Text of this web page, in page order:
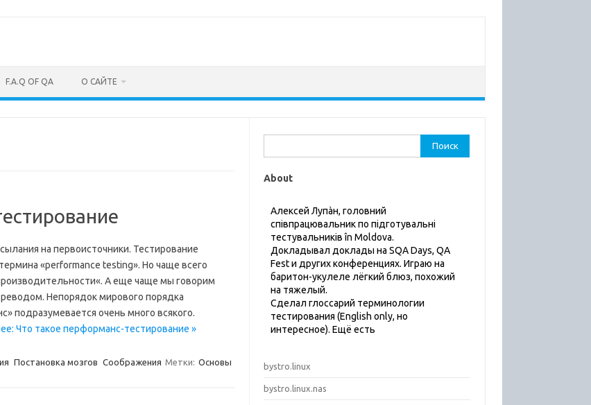
F.A.Q OF QA О САЙТЕ
на первоисточники. Тестирование
«performance testing». Но чаще всего
А еще чаще мы говорим
Непорядок мирового порядка
подразумевается очень много всякого.
Что такое перформанс-тестирование »
Постановка мозгов Соображения Метки: Основы
About
Алексей Лупàн, головний
спiвпрацювальник по підготувальні
тестувальників în Moldova.
Докладывал доклады на SQA Days, QA
Fest и других конференциях. Играю на
баритон-укулеле лёгкий блюз, похожий
на тяжелый.
Сделал глоссарий терминологии
тестирования (English only, но
интересное). Ещё есть
bystro.linux
bystro.linux.nas